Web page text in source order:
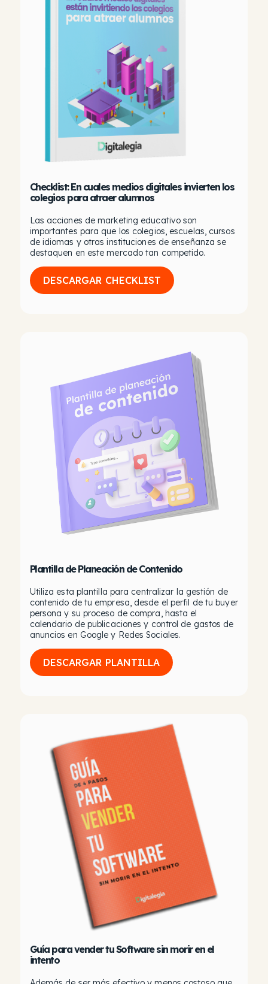
Checklist: En cuales medios digitales invierten los
colegios para atraer alumnos
Las acciones de marketing educativo son
importantes para que los colegios, escuelas, cursos
de idiomas y otras instituciones de enseñanza se
destaquen en este mercado tan competido.
DESCARGAR CHECKLIST
Plantilla de Planeación de Contenido
Utiliza esta plantilla para centralizar la gestión de
contenido de tu empresa, desde el perfil de tu buyer
persona y su proceso de compra, hasta el
calendario de publicaciones y control de gastos de
anuncios en Google y Redes Sociales.
DESCARGAR PLANTILLA
Guía para vender tu Software sin morir en el
intento